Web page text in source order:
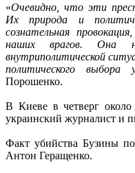
«Очевидно, что эти
Их природа и
сознательная
наших врагов. Она
внутриполитической
политического выбора
Порошенко.
В Киеве в четверг
украинский журналист и
Факт убийства Бузины
Антон Геращенко.